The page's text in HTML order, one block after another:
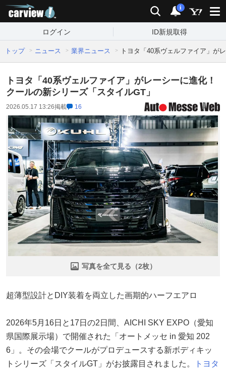
検索 通知
i
ログイン ID新規取得
トップ ニュース 業界ニュース トヨタ「40系ヴェルファイア」が
トヨタ「40系ヴェルファイア」がレーシーに進化！
クールの新シリーズ「スタイルGT」
2026.05.17 13:26掲載 16
写真を全て見る（2枚）
超薄型設計とDIY装着を両立した画期的ハーフエアロ
2026年5月16日と17日の2日間、AICHI SKY EXPO（愛知
県国際展示場）で開催された「オートメッセ in 愛知 202
6」。その会場でクールがプロデュースする新ボディキッ
トシリーズ「スタイルGT」がお披露目されました。
トヨタ